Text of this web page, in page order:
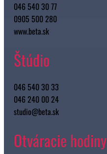
046 540 30 77
0905 500 280
www.beta.sk
Štúdio
046 540 30 33
046 240 00 24
studio@beta.sk
Otváracie hodiny